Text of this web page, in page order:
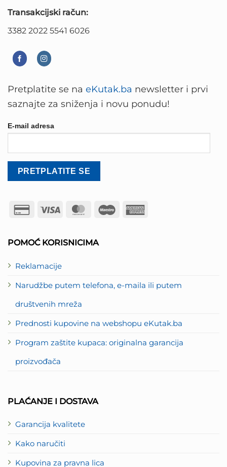
Transakcijski račun:
3382 2022 5541 6026
POMOĆ KORISNICIMA
Reklamacije
Narudžbe putem telefona, e-maila ili putem
društvenih mreža
Prednosti kupovine na webshopu eKutak.ba
Program zaštite kupaca: originalna garancija
proizvođača
PLAĆANJE I DOSTAVA
Garancija kvalitete
Kako naručiti
Kupovina za pravna lica
Pretplatite se na eKutak.ba newsletter i prvi
saznajte za sniženja i novu ponudu!
E-mail adresa
Credit
Visa MasterCard
Maestro